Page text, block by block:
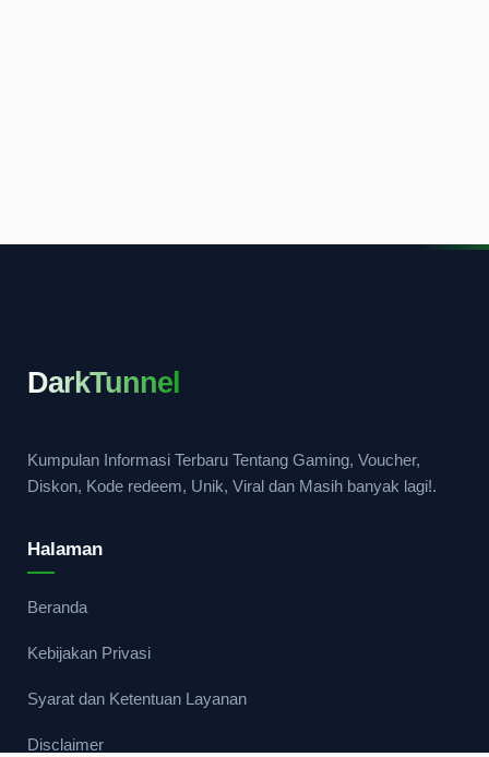
DarkTunnel
Kumpulan Informasi Terbaru Tentang Gaming, Voucher,
Diskon, Kode redeem, Unik, Viral dan Masih banyak lagi!.
Halaman
Beranda
Kebijakan Privasi
Syarat dan Ketentuan Layanan
Disclaimer